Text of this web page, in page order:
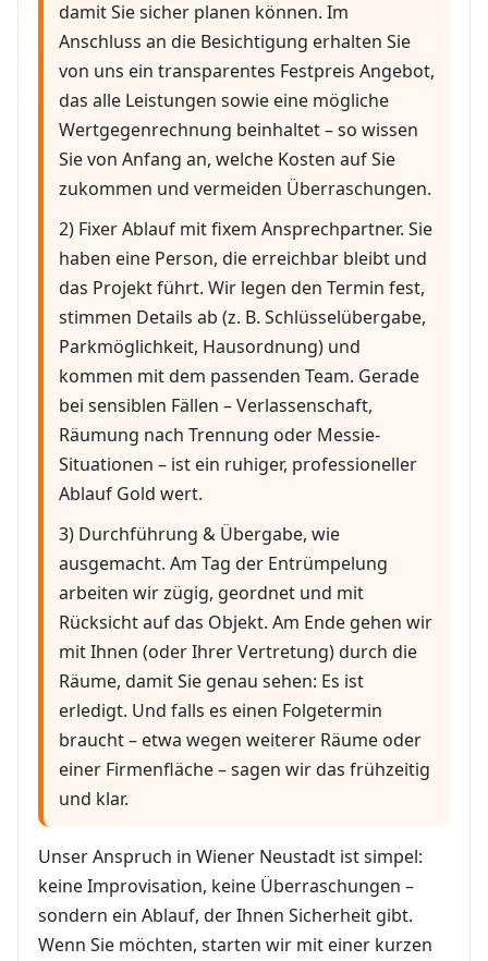
damit Sie sicher planen können. Im
Anschluss an die Besichtigung erhalten Sie
von uns ein transparentes Festpreis Angebot,
das alle Leistungen sowie eine mögliche
Wertgegenrechnung beinhaltet – so wissen
Sie von Anfang an, welche Kosten auf Sie
zukommen und vermeiden Überraschungen.
2) Fixer Ablauf mit fixem Ansprechpartner. Sie
haben eine Person, die erreichbar bleibt und
das Projekt führt. Wir legen den Termin fest,
stimmen Details ab (z. B. Schlüsselübergabe,
Parkmöglichkeit, Hausordnung) und
kommen mit dem passenden Team. Gerade
bei sensiblen Fällen – Verlassenschaft,
Räumung nach Trennung oder Messie-
Situationen – ist ein ruhiger, professioneller
Ablauf Gold wert.
3) Durchführung & Übergabe, wie
ausgemacht. Am Tag der Entrümpelung
arbeiten wir zügig, geordnet und mit
Rücksicht auf das Objekt. Am Ende gehen wir
mit Ihnen (oder Ihrer Vertretung) durch die
Räume, damit Sie genau sehen: Es ist
erledigt. Und falls es einen Folgetermin
braucht – etwa wegen weiterer Räume oder
einer Firmenfläche – sagen wir das frühzeitig
und klar.
Unser Anspruch in Wiener Neustadt ist simpel:
keine Improvisation, keine Überraschungen –
sondern ein Ablauf, der Ihnen Sicherheit gibt.
Wenn Sie möchten, starten wir mit einer kurzen